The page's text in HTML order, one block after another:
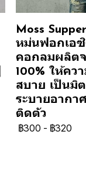
Moss
หม่นฟอกเอ
คอกลมผลิต
100% ให้คว
สบาย เป็นมิ
ระบายอากา
ติดตัว
฿300 - ฿320